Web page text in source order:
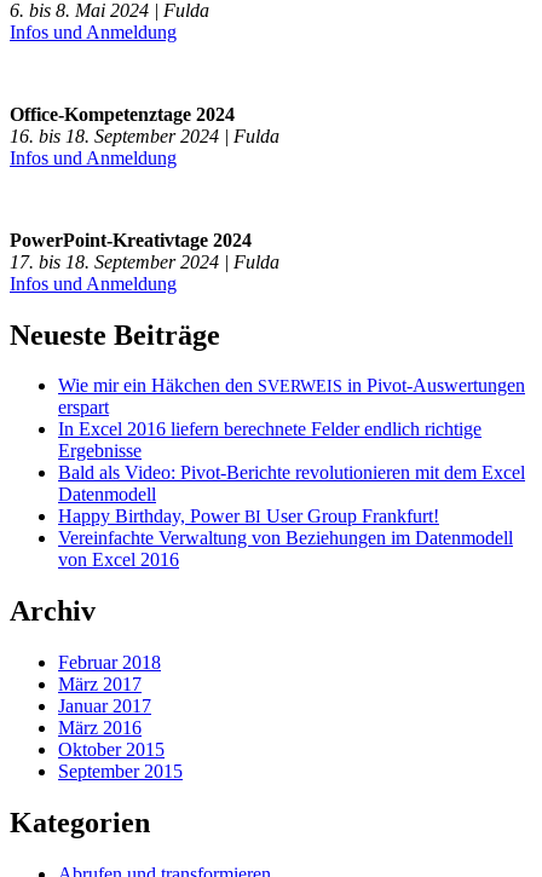
6. bis 8. Mai 2024 | Fulda
Infos und Anmeldung
Office-Kompetenztage 2024
16. bis 18. September 2024 | Fulda
Infos und Anmeldung
PowerPoint-Kreativtage 2024
17. bis 18. September 2024 | Fulda
Infos und Anmeldung
Neueste Beiträge
Wie mir ein Häkchen den SVERWEIS in Pivot-Auswertungen
erspart
In Excel 2016 liefern berechnete Felder endlich richtige
Ergebnisse
Bald als Video: Pivot-Berichte revolutionieren mit dem Excel
Datenmodell
Happy Birthday, PowerBI User Group Frankfurt!
Vereinfachte Verwaltung von Beziehungen im Datenmodell
von Excel 2016
Archiv
Februar 2018
März 2017
Januar 2017
März 2016
Oktober 2015
September 2015
Kategorien